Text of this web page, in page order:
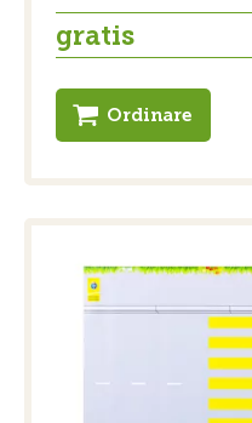
gratis
Ordinare